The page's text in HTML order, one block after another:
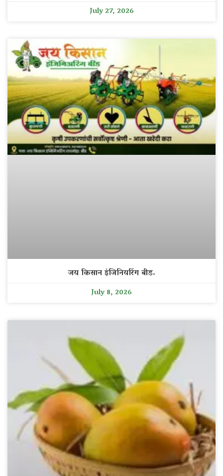
July 27, 2026
जय किसान इंजिनियरिंग बीड.
July 8, 2026